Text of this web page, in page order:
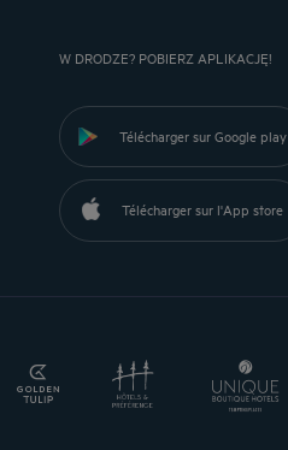
W DRODZE? POBIERZ APLIKACJĘ!
Télécharger sur Google play
Télécharger sur l'App store